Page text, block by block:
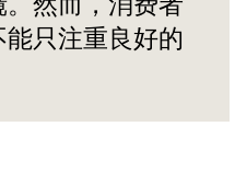
只注重良好的